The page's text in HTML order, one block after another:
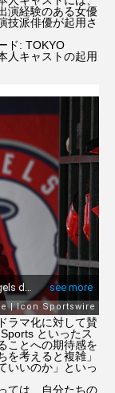
演経験のある女優
技派俳優が起用さ
ド: TOKYO
人キャストの起用
ラマ化に対して賛
といったス
ことへの期待感を
考えると複雑」
いいのか」といっ
ては、自分たちの